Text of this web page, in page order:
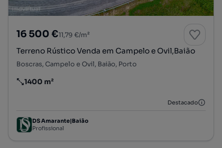
16 500 €11,79 €/m²
Terreno Rústico Venda em Campelo e Ovil,Baião
Boscras, Campelo e Ovil, Baião, Porto
Preço por metro quadrado
1400 m²
Destacado
DS Amarante|Baião
Profissional